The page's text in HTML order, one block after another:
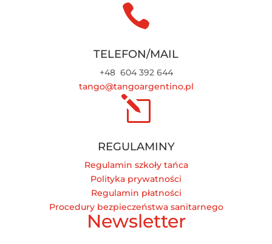

TELEFON/MAIL
+48 604 392 644
tango@tangoargentino.pl
l
REGULAMINY
Regulamin szkoły tańca
Polityka prywatności
Regulamin płatności
Procedury bezpieczeństwa sanitarnego
Newsletter